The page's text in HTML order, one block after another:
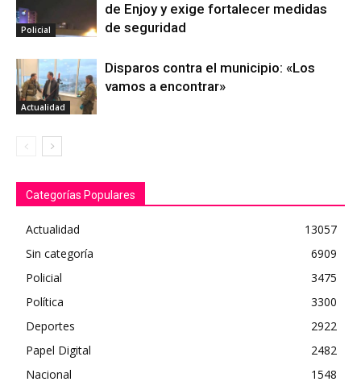
Policial
de Enjoy y exige fortalecer medidas
de seguridad
Actualidad
Disparos contra el municipio: «Los
vamos a encontrar»
Categorías Populares
Actualidad
13057
Sin categoría
6909
Policial
3475
Política
3300
Deportes
2922
Papel Digital
2482
Nacional
1548